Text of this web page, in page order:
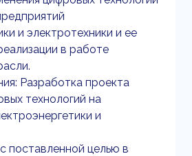
и электротехники и ее
в работе
Разработка проекта
технологий на
и
поставленной целью в